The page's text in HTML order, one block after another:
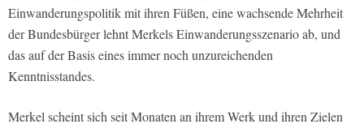
Einwanderungspolitik mit ihren Füßen, eine wachsende Mehrheit
der Bundesbürger lehnt Merkels Einwanderungsszenario ab, und
das auf der Basis eines immer noch unzureichenden
Kenntnisstandes.
Merkel scheint sich seit Monaten an ihrem Werk und ihren Zielen